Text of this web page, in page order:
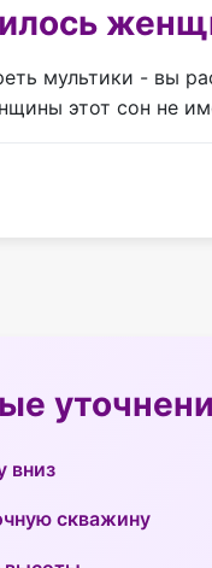
мультики - вы
этот сон не
вниз
скважину